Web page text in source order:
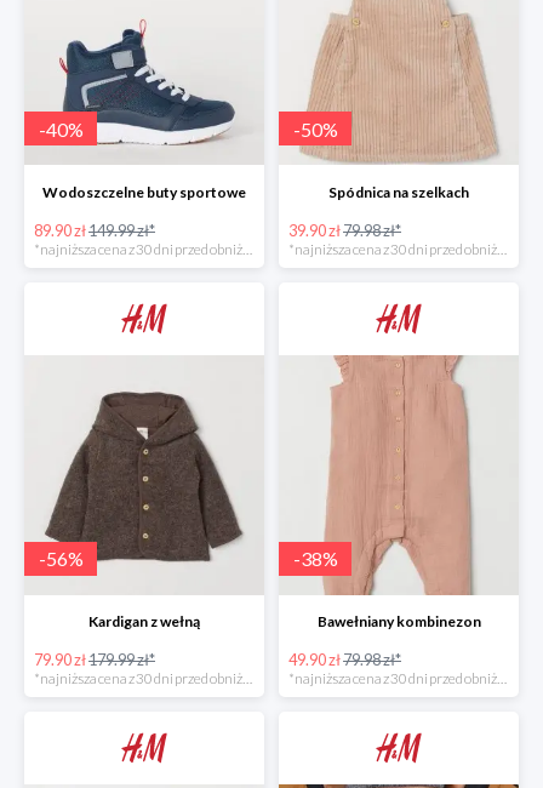
-40%
Wodoszczelne buty sportowe
89.90 zł149.99 zł*
-50%
Spódnica na szelkach
39.90 zł79.98 zł*
-56%
Kardigan z wełną
79.90 zł179.99 zł*
*najniższa cena z 30 dni przed obniżką
-38%
Bawełniany kombinezon
49.90 zł79.98 zł*
*najniższa cena z 30 dni przed obniżką